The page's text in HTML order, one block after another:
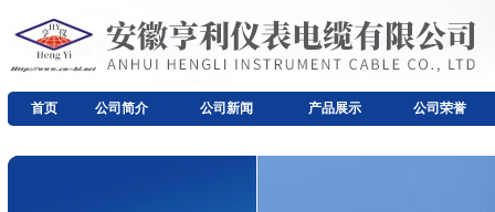
首页 公司简介 公司新闻 产品展示 公司荣誉